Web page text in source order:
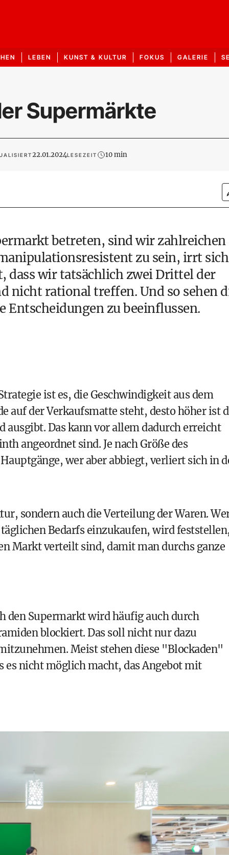
LEBEN KUNST & KULTUR FOKUS GALERIE
Supermärkte
22.01.2024LESEZEIT 10 min
betreten, sind wir zahlreichen
zu sein, irrt sich
dass wir tatsächlich zwei Drittel der
nicht rationaltreffen. Und so sehen
Entscheidungen zu beeinflussen.
ist es, die Geschwindigkeit aus dem
auf der Verkaufsmatte steht, desto höher ist
Das kann vor allem dadurch erreicht
angeordnet sind. Je nach Größe des
wer aber abbiegt, verliert sich in
sondern auch die Verteilung der Waren.
Bedarfs einzukaufen, wird
Markt verteilt sind, damit man durchs ganze
den Supermarkt wird häufig auch durch
blockiert. Das soll nicht nur dazu
Meist stehen diese "Blockaden"
nicht möglich macht, das Angebot mit